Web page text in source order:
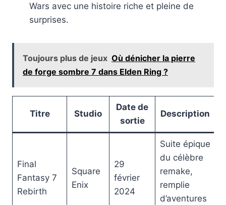
Wars avec une histoire riche et pleine de
surprises.
Toujours plus de jeux Où dénicher la pierre
de forge sombre 7 dans Elden Ring ?
Titre Studio
Date de
sortie
Description
Final
Fantasy 7
Rebirth
Square
Enix
29
février
2024
Suite épique
du célèbre
remake,
remplie
d’aventures